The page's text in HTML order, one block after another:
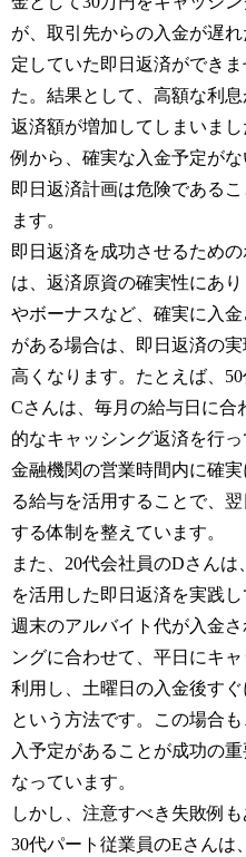
が、取引先からの入金が遅
定していた即日返済ができま
た。結果として、高額な利息
返済額が増加してしまいま
例から、確実な入金予定が
即日返済計画は危険であるこ
ます。
即日返済を成功させるための
は、返済原資の確実性にあ
やボーナスなど、確実に入
がある場合は、即日返済の
高くなります。たとえば、
Cさんは、毎月の給与日に合
的なキャッシング返済を行っ
金融機関の営業時間内に確
る給与を活用することで、
する体制を整えています。
また、20代会社員のDさんは
を活用した即日返済を実践し
週末のアルバイト代が入金さ
ングに合わせて、平日にキ
利用し、土曜日の入金後すぐ
という方法です。この場合
入予定があることが成功の
なっています。
しかし、注意すべき失敗例も
30代パート従業員のEさんは